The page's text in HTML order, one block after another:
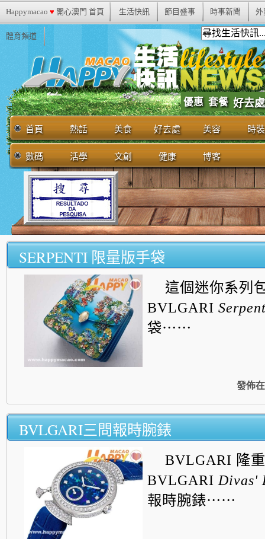
Happymacao ♥ 開心澳門 首頁 生活快訊 節目盛事 時事新聞 外
體育頻道
優惠 套餐 好去處
首頁 熱話 美食 好去處 美容 時裝
數碼 活學 文創 健康 博客
SERPENTI 限量版手袋
這個迷你系列
BVLGARI
袋⋯⋯
發佈在
BVLGARI三問報時腕錶
BVLGARI 隆
BVLGARI Divas'
報時腕錶⋯⋯